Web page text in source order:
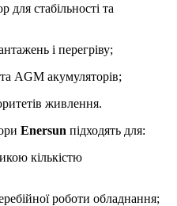
для стабільності та
і перегріву;
AGM акумуляторів;
живлення.
Enersun підходять для:
кількістю
роботи обладнання;